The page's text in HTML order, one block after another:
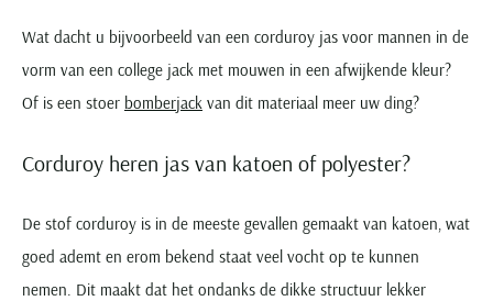
Wat dacht u bijvoorbeeld van een corduroy jas voor mannen in de
vorm van een college jack met mouwen in een afwijkende kleur?
Of is een stoer bomberjack van dit materiaal meer uw ding?
Corduroy heren jas van katoen of polyester?
De stof corduroy is in de meeste gevallen gemaakt van katoen, wat
goed ademt en erom bekend staat veel vocht op te kunnen
nemen. Dit maakt dat het ondanks de dikke structuur lekker